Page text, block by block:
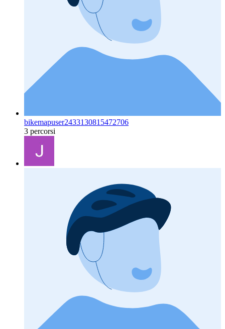
bikemapuser2433130815472706
3 percorsi